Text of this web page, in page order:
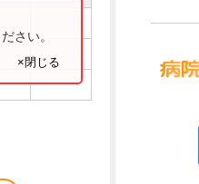
さい。
×閉じる